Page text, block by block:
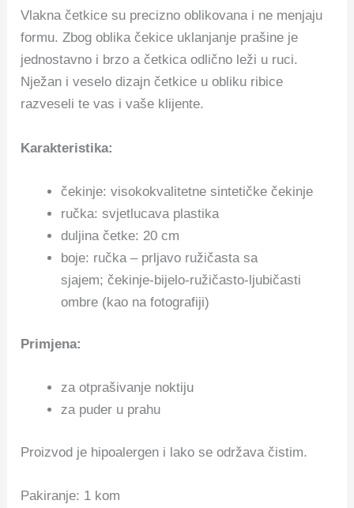
Vlakna četkice su precizno oblikovana i ne menjaju
formu. Zbog oblika čekice uklanjanje prašine je
jednostavno i brzo a četkica odlično leži u ruci.
Nježan i veselo dizajn četkice u obliku ribice
razveseli te vas i vaše klijente.
Karakteristika:
čekinje: visokokvalitetne sintetičke čekinje
ručka: svjetlucava plastika
duljina četke: 20 cm
boje: ručka – prljavo ružičasta sa
sjajem; čekinje-bijelo-ružičasto-ljubičasti
ombre (kao na fotografiji)
Primjena:
za otprašivanje noktiju
za puder u prahu
Proizvod je hipoalergen i lako se održava čistim.
Pakiranje: 1 kom